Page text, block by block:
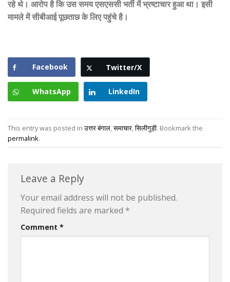
रहे थे। आरोप है कि उस समय एसएससी भर्ती में भ्रष्टाचार हुआ था। इसी
मामले में सीबीआई पूछताछ के लिए पहुंचे है।
Facebook Twitter/X
WhatsApp LinkedIn
This entry was posted inउत्तर बंगाल,समाचार,सिलीगुड़ी. Bookmark the
permalink.
Leave a Reply
Your email address will not be published.
Required fields are marked *
Comment *